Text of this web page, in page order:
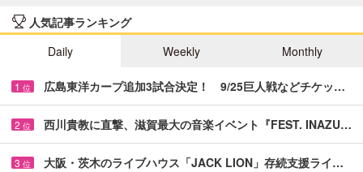
人気記事ランキング
Daily
Weekly Monthly
1 位 広島東洋カープ追加3試合決定！ 9/25巨人戦などチケッ…
2 位 西川貴教に直撃、滋賀最大の音楽イベント『FEST. INAZU…
3 位 大阪・茨木のライブハウス「JACK LION」存続支援ライ…